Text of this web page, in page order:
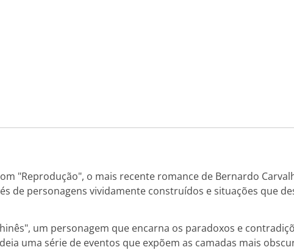
"Reprodução", o mais recente romance de Bernardo
de personagens vividamente construídos e situações que
um personagem que encarna os paradoxos e
uma série de eventos que expõem as camadas mais